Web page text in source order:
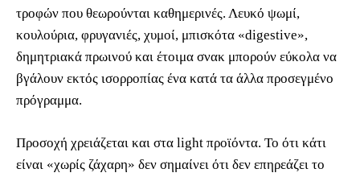
τροφών που θεωρούνται καθημερινές. Λευκό ψωμί,
κουλούρια, φρυγανιές, χυμοί, μπισκότα «digestive»,
δημητριακά πρωινού και έτοιμα σνακ μπορούν εύκολα να
βγάλουν εκτός ισορροπίας ένα κατά τα άλλα προσεγμένο
πρόγραμμα.
Προσοχή χρειάζεται και στα light προϊόντα. Το ότι κάτι
είναι «χωρίς ζάχαρη» δεν σημαίνει ότι δεν επηρεάζει το